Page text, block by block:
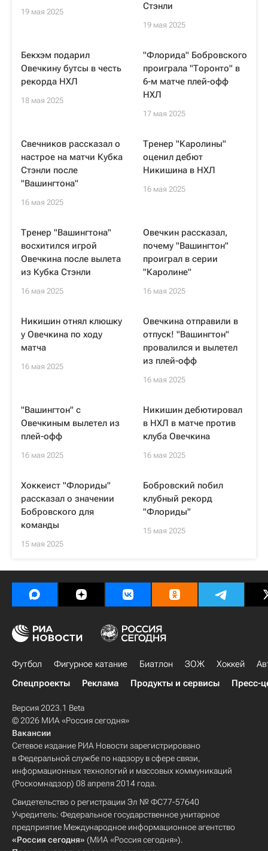
19 мая 2025
Стэнли
19 мая 2025
Бекхэм подарил
Овечкину бутсы в честь
рекорда НХЛ
18 мая 2025
"Флорида" Бобровского
проиграла "Торонто" в
6-м матче плей-офф
НХЛ
17 мая 2025
Свечников рассказал о
настрое на матчи Кубка
Стэнли после
"Вашингтона"
16 мая 2025
Тренер "Каролины"
оценил дебют
Никишина в НХЛ
16 мая 2025
Тренер "Вашингтона"
восхитился игрой
Овечкина после вылета
из Кубка Стэнли
16 мая 2025
Овечкин рассказал,
почему "Вашингтон"
проиграл в серии
"Каролине"
16 мая 2025
Никишин отнял клюшку
у Овечкина по ходу
матча
16 мая 2025
Овечкина отправили в
отпуск! "Вашингтон"
провалился и вылетел
из плей-офф
16 мая 2025
"Вашингтон" с
Овечкиным вылетел из
плей-офф
16 мая 2025
Никишин дебютировал
в НХЛ в матче против
клуба Овечкина
16 мая 2025
Хоккеист "Флориды"
рассказал о значении
Бобровского для
команды
15 мая 2025
Бобровский побил
клубный рекорд
"Флориды"
15 мая 2025
Футбол Фигурное катание Биатлон ЗОЖ Хоккей
Спецпроекты
Реклама Продукты и сервисы Пресс-
Версия 2023.1 Beta
© 2026 МИА «Россия сегодня»
Вакансии
Сетевое издание РИА Новости зарегистрировано
в Федеральной службе по надзору в сфере связи,
информационных технологий и массовых коммуникаций
(Роскомнадзор) 08 апреля 2014 года.
Свидетельство о регистрации Эл № ФС77-57640
Учредитель: Федеральное государственное унитарное
предприятие Международное информационное агентство
«Россия сегодня» (МИА «Россия сегодня»).